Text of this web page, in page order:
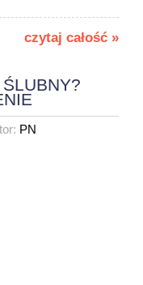
czytaj całość »
PN